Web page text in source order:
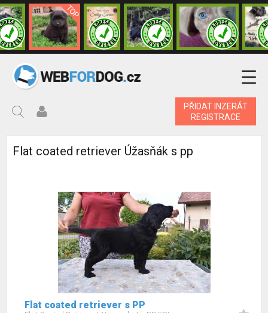
PŘIDAT INZERÁT
REGISTRACE
Flat coated retriever Úžasňák s pp
Flat coated retriever s PP